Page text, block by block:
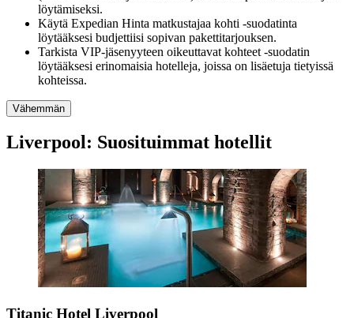
löytämiseksi.
Käytä Expedian Hinta matkustajaa kohti -suodatinta
löytääksesi budjettiisi sopivan pakettitarjouksen.
Tarkista VIP-jäsenyyteen oikeuttavat kohteet -suodatin
löytääksesi erinomaisia hotelleja, joissa on lisäetuja tietyissä
kohteissa.
Vähemmän
Liverpool: Suosituimmat hotellit
Titanic Hotel Liverpool